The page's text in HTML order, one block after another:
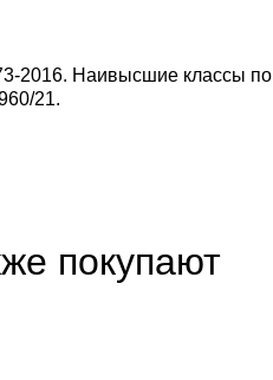
Наивысшие классы по
21.
покупают